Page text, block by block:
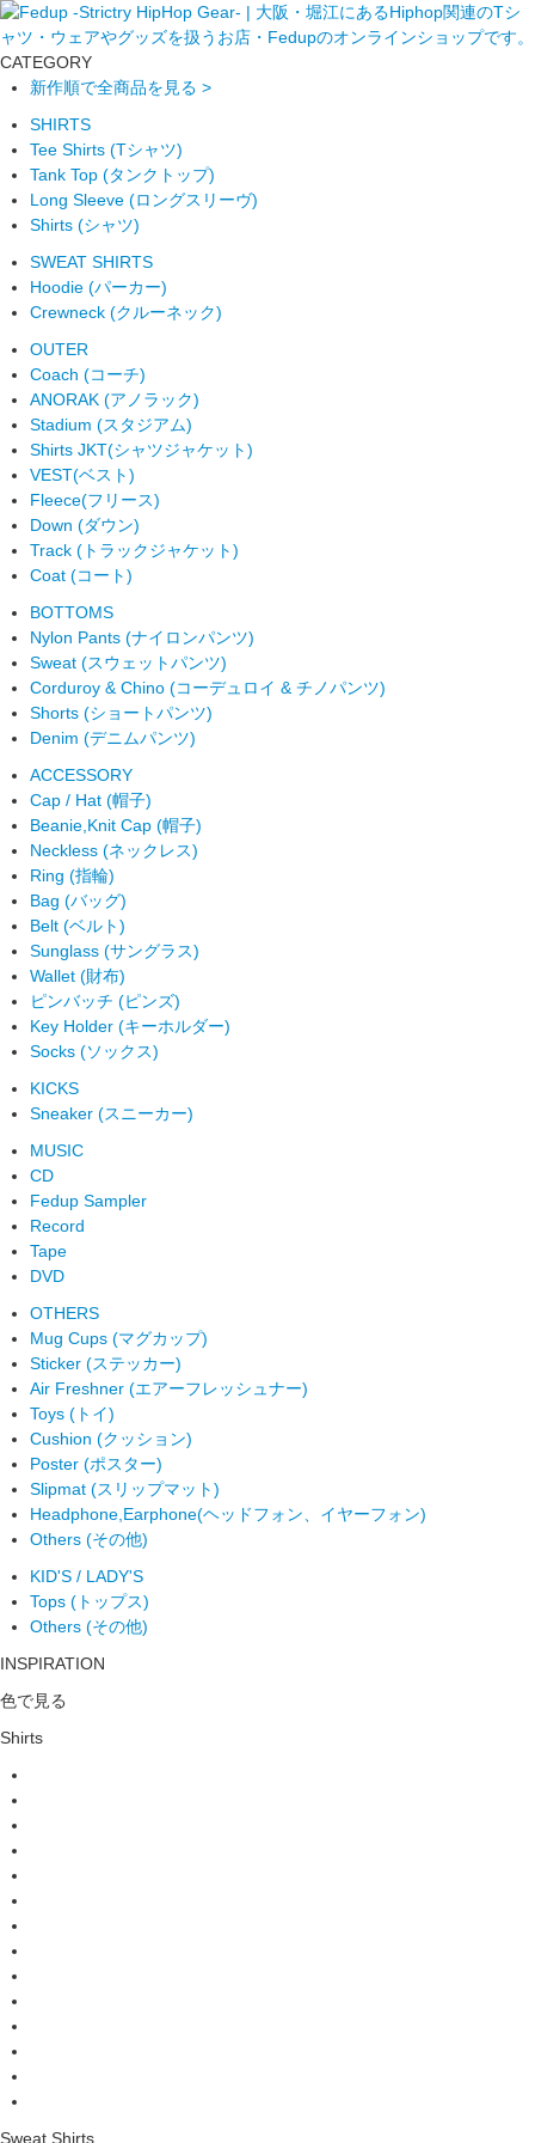
CATEGORY
新作順で全商品を見る >
SHIRTS
Tee Shirts (Tシャツ)
Tank Top (タンクトップ)
Long Sleeve (ロングスリーヴ)
Shirts (シャツ)
SWEAT SHIRTS
Hoodie (パーカー)
Crewneck (クルーネック)
OUTER
Coach (コーチ)
ANORAK (アノラック)
Stadium (スタジアム)
Shirts JKT(シャツジャケット)
VEST(ベスト)
Fleece(フリース)
Down (ダウン)
Track (トラックジャケット)
Coat (コート)
BOTTOMS
Nylon Pants (ナイロンパンツ)
Sweat (スウェットパンツ)
Corduroy & Chino (コーデュロイ & チノパンツ)
Shorts (ショートパンツ)
Denim (デニムパンツ)
ACCESSORY
Cap / Hat (帽子)
Beanie,Knit Cap (帽子)
Neckless (ネックレス)
Ring (指輪)
Bag (バッグ)
Belt (ベルト)
Sunglass (サングラス)
Wallet (財布)
ピンバッチ (ピンズ)
Key Holder (キーホルダー)
Socks (ソックス)
KICKS
Sneaker (スニーカー)
MUSIC
CD
Fedup Sampler
Record
Tape
DVD
OTHERS
Mug Cups (マグカップ)
Sticker (ステッカー)
Air Freshner (エアーフレッシュナー)
Toys (トイ)
Cushion (クッション)
Poster (ポスター)
Slipmat (スリップマット)
Headphone,Earphone(ヘッドフォン、イヤーフォン)
Others (その他)
KID'S / LADY'S
Tops (トップス)
Others (その他)
INSPIRATION
色で見る
Shirts
Sweat Shirts